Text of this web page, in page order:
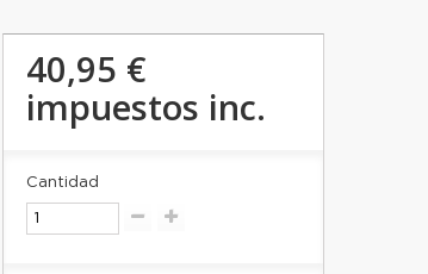
40,95 €
impuestos inc.
Cantidad